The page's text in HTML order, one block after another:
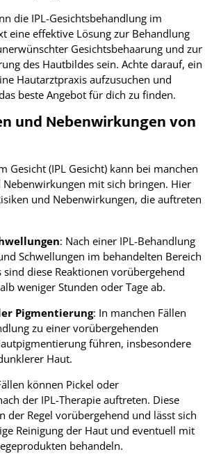
die IPL-Gesichtsbehandlung im
eine effektive Lösung zur Behandlung
Gesichtsbehaarung und zur
des Hautbildes sein. Achte darauf, ein
Hautarztpraxis aufzusuchen und
beste Angebot für dich zu finden.
und Nebenwirkungen von
Gesicht (IPL Gesicht) kann bei manchen
Nebenwirkungen mit sich bringen. Hier
und Nebenwirkungen, die auftreten
: Nach einer IPL-Behandlung
Schwellungen im behandelten Bereich
diese Reaktionen vorübergehend
weniger Stunden oder Tage ab.
Pigmentierung: In manchen Fällen
zu einer vorübergehenden
führen, insbesondere
Haut.
können Pickel oder
der IPL-Therapie auftreten. Diese
der Regel vorübergehend und lässt sich
Reinigung der Haut und eventuell mit
behandeln.